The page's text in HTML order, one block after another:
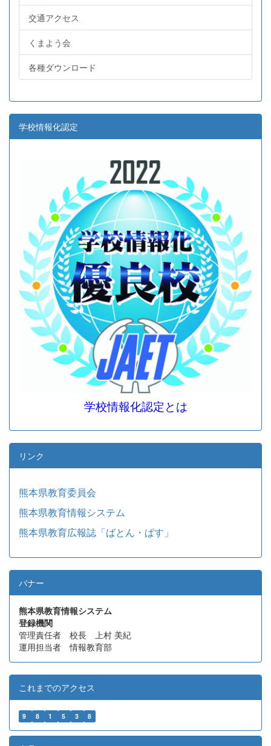
交通アクセス
くまよう会
各種ダウンロード
学校情報化認定
学校情報化認定とは
リンク
熊本県教育委員会
熊本県教育情報システム
熊本県教育広報誌「ばとん・ぱす」
バナー
熊本県教育情報システム
登録機関
管理責任者 校長 上村 美紀
運用担当者 情報教育部
これまでのアクセス
9 8 1 5 3 8